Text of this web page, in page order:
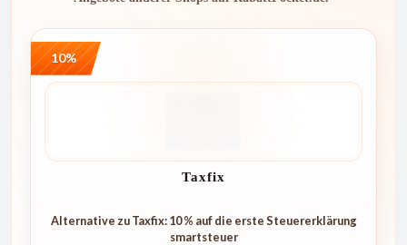
10%
Taxfix
Alternative zu Taxfix: 10 % auf die erste Steuererklärung
smartsteuer